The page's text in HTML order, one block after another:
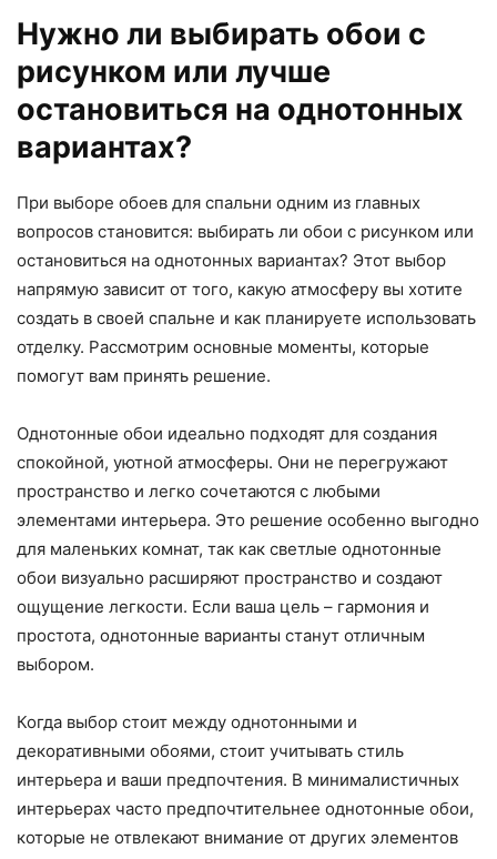
Нужно ли выбирать обои с
рисунком или лучше
остановиться на однотонных
вариантах?
При выборе обоев для спальни одним из главных
вопросов становится: выбирать ли обои с рисунком или
остановиться на однотонных вариантах? Этот выбор
напрямую зависит от того, какую атмосферу вы хотите
создать в своей спальне и как планируете использовать
отделку. Рассмотрим основные моменты, которые
помогут вам принять решение.
Однотонные обои идеально подходят для создания
спокойной, уютной атмосферы. Они не перегружают
пространство и легко сочетаются с любыми
элементами интерьера. Это решение особенно выгодно
для маленьких комнат, так как светлые однотонные
обои визуально расширяют пространство и создают
ощущение легкости. Если ваша цель – гармония и
простота, однотонные варианты станут отличным
выбором.
Когда выбор стоит между однотонными и
декоративными обоями, стоит учитывать стиль
интерьера и ваши предпочтения. В минималистичных
интерьерах часто предпочтительнее однотонные обои,
которые не отвлекают внимание от других элементов